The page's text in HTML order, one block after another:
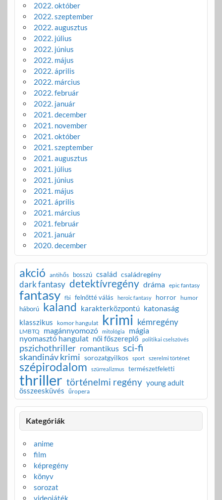
2022. október
2022. szeptember
2022. augusztus
2022. július
2022. június
2022. május
2022. április
2022. március
2022. február
2022. január
2021. december
2021. november
2021. október
2021. szeptember
2021. augusztus
2021. július
2021. június
2021. május
2021. április
2021. március
2021. február
2021. január
2020. december
akció antihős bosszú család családregény
dark fantasy detektívregény dráma epic fantasy
fantasy fbi felnőtté válás heroic fantasy horror humor
háború kaland karakterközpontú katonaság
klasszikus komor hangulat krimi kémregény
LMBTQ magánnyomozó mitológia mágia
nyomasztó hangulat női főszereplő politikai cselszövés
pszichothriller romantikus sci-fi
skandináv krimi sorozatgyilkos sport szerelmi történet
szépirodalom szürrealizmus természetfeletti
thriller történelmi regény young adult
összeesküvés űropera
Kategóriák
anime
film
képregény
könyv
sorozat
videojáték